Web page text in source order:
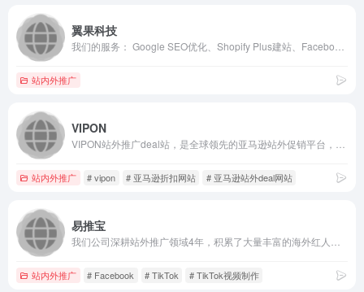
翼果科技
站内外推广
VIPON
站内外推广 # vipon # 亚马逊折扣网站 # 亚马逊站外deal网站
易推宝
站内外推广 # Facebook # TikTok # TikTok视频制作